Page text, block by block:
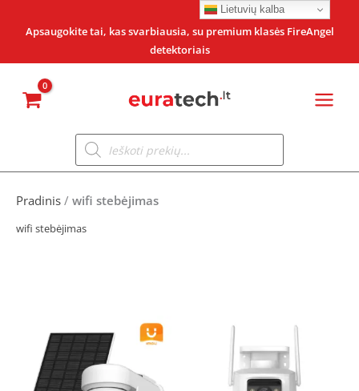
Apsaugokite tai, kas svarbiausia, su premium klasės FireAngel
detektoriais
Products
search
Pradinis / wifi stebėjimas
wifi stebėjimas
Lietuvių kalba